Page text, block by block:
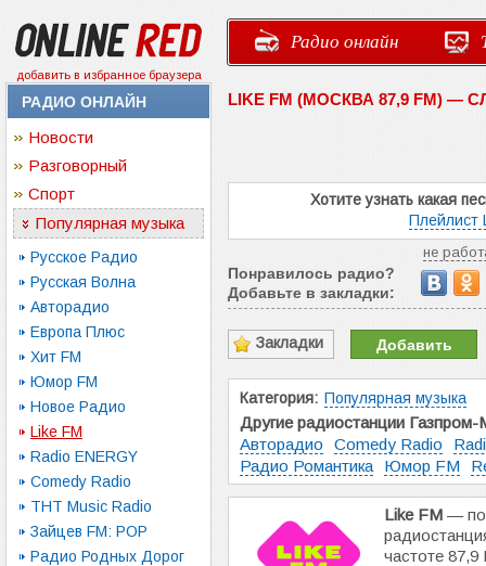
добавить в избранное браузера
Радио онлайн
РАДИО ОНЛАЙН
Новости
Разговорный
Спорт
Популярная музыка
Русское Радио
Русская Волна
Авторадио
Европа Плюс
Хит FM
Юмор FM
Новое Радио
Like FM
Radio ENERGY
Comedy Radio
ТНТ Music Radio
Зайцев FM: POP
Радио Родных Дорог
LIKE FM (МОСКВА 87,9 FM) —
Хотите узнать какая
Плейлист
не
Понравилось радио?
Добавьте в закладки:
Закладки Добавить
Категория: Популярная музыка
Другие радиостанции
Авторадио
Comedy Radio
Радио Романтика
Юмор FM
Like FM —
частоте